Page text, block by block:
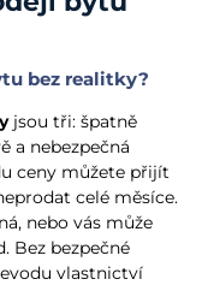
bez realitky?
jsou tři: špatně
a nebezpečná
ceny můžete přijít
celé měsíce.
nebo vás může
Bez bezpečné
vlastnictví